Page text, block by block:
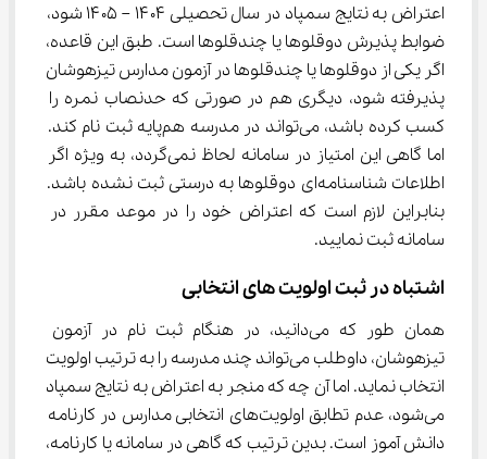
اعتراض به نتایج سمپاد در سال تحصیلی ۱۴۰۴ – ۱۴۰۵ شود،
ضوابط پذیرش دوقلوها یا چندقلوها است. طبق این قاعده،
اگر یکی از دوقلوها یا چندقلوها در آزمون مدارس تیزهوشان
پذیرفته شود، دیگری هم در صورتی که حدنصاب نمره را
کسب کرده باشد، می‌تواند در مدرسه هم‌پایه ثبت نام کند.
اما گاهی این امتیاز در سامانه لحاظ نمی‌گردد، به ویژه اگر
اطلاعات شناسنامه‌ای دوقلوها به درستی ثبت نشده باشد.
بنابراین لازم است که اعتراض خود را در موعد مقرر در
سامانه ثبت نمایید.
اشتباه در ثبت اولویت های انتخابی
همان طور که می‌دانید، در هنگام ثبت نام در آزمون
تیزهوشان، داوطلب می‌تواند چند مدرسه را به ترتیب اولویت
انتخاب نماید. اما آن چه که منجر به اعتراض به نتایج سمپاد
می‌شود، عدم تطابق اولویت‌های انتخابی مدارس در کارنامه
دانش آموز است. بدین ترتیب که گاهی در سامانه یا کارنامه،